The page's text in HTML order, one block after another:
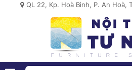
QL 22, Kp. Hoà Bình, P. An Hoà,